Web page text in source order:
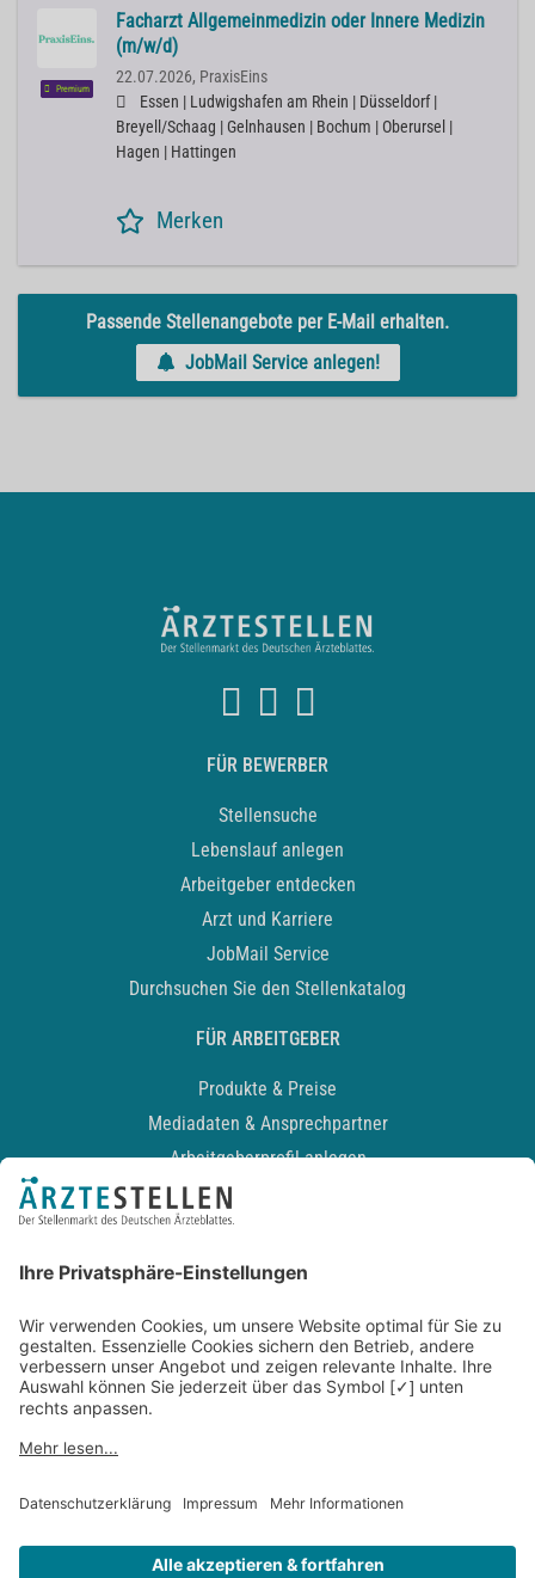
Premium
Facharzt Allgemeinmedizin oder Innere Medizin
(m/w/d)
22.07.2026, PraxisEins
Essen | Ludwigshafen am Rhein | Düsseldorf |
Breyell/Schaag | Gelnhausen | Bochum | Oberursel |
Hagen | Hattingen
Merken
Passende Stellenangebote per E-Mail erhalten.
JobMail Service anlegen!
FÜR BEWERBER
Stellensuche
Lebenslauf anlegen
Arbeitgeber entdecken
Arzt und Karriere
JobMail Service
Durchsuchen Sie den Stellenkatalog
FÜR ARBEITGEBER
Produkte & Preise
Mediadaten & Ansprechpartner
Arbeitgeberprofil anlegen
Recruiting-Podcast
Kontakt
Datenschutz
Newsletter